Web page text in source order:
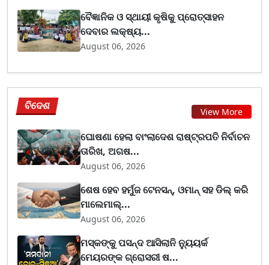
ବୈଜ୍ଞାନିକ ଓ ସ୍ଥାୟୀ କୃଷିକୁ ପ୍ରୋତ୍ସାହନ
ଦେବାର ଲକ୍ଷ୍ୟ...
August 06, 2026
ବିଦେଶ View More
ଘୋଷଣା ହେଲା ବାଂଲାଦେଶ ରାଷ୍ଟ୍ରପତି ନିର୍ବାଚନ
ତାରିଖ, ଅଗଷ...
August 06, 2026
ଶେଷ ହେବ ହର୍ମୁଜ ଟେନସନ୍, ଓମାନ୍ ସହ ଡିଲ୍ କରି
ମାଲେମାଲ୍...
August 06, 2026
ମସ୍କଙ୍କୁ ପସନ୍ଦ ଆସିଲାନି ନ୍ୟୁୟର୍କ
ମେୟରଙ୍କ ଗ୍ରୋସରୀ ଷ...